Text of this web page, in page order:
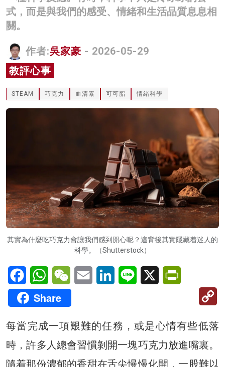
科技
名家榜
灼見活動
關於我們
式，而是與我們的感受、情緒和生活品質息息相
關。
作者:吳家豪 - 2026-05-29
教評心事
STEAM 巧克力 血清素 可可脂 情緒科學
其實為什麼吃巧克力會讓我們感到開心呢？這背後其實隱藏着迷人的
科學。（Shutterstock）
FacebookWhatsAppWeChatEmail LinkedInLine X
Share
每當完成一項艱難的任務，或是心情有些低落
時，許多人總會習慣剝開一塊巧克力放進嘴裏。
隨着那份濃郁的香甜在舌尖慢慢化開，一股難以